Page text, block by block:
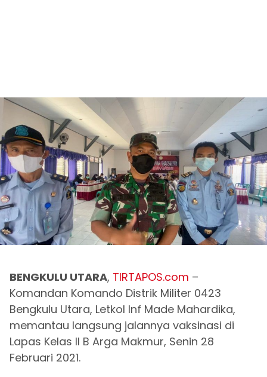
BENGKULU UTARA, TIRTAPOS.com –
Komandan Komando Distrik Militer 0423
Bengkulu Utara, Letkol Inf Made Mahardika,
memantau langsung jalannya vaksinasi di
Lapas Kelas II B Arga Makmur, Senin 28
Februari 2021.